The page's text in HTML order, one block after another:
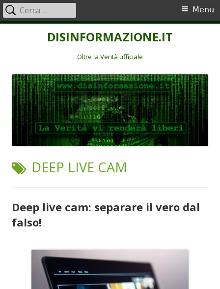
DISINFORMAZIONE.IT
Oltre la Verità ufficiale
Menu
principale
Menu
Ricerca
per:
TAG:
DEEP LIVE CAM
Deep live cam: separare il vero dal
falso!